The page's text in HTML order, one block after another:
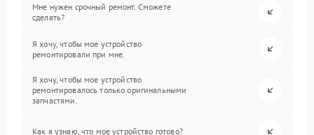
Мне нужен срочный ремонт. Сможете
сделать?
Я хочу, чтобы мое устройство
ремонтировали при мне.
Я хочу, чтобы мое устройство
ремонтировалось только оригинальными
запчастями.
Как я узнаю, что мое устройство готово?